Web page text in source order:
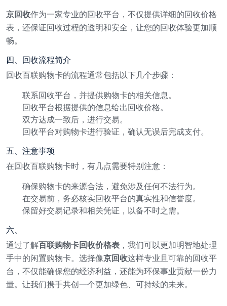
京回收作为一家专业的回收平台，不仅提供详细的回收价格
表，还保证回收过程的透明和安全，让您的回收体验更加顺
畅。
四、回收流程简介
回收百联购物卡的流程通常包括以下几个步骤：
联系回收平台，并提供购物卡的相关信息。
回收平台根据提供的信息给出回收价格。
双方达成一致后，进行交易。
回收平台对购物卡进行验证，确认无误后完成支付。
五、注意事项
在回收百联购物卡时，有几点需要特别注意：
确保购物卡的来源合法，避免涉及任何不法行为。
在交易前，务必核实回收平台的真实性和信誉度。
保留好交易记录和相关凭证，以备不时之需。
六、
通过了解百联购物卡回收价格表 ，我们可以更加明智地处理
手中的闲置购物卡。选择像京回收这样专业且可靠的回收平
台，不仅能确保您的经济利益，还能为环保事业贡献一份力
量。让我们携手共创一个更加绿色、可持续的未来。